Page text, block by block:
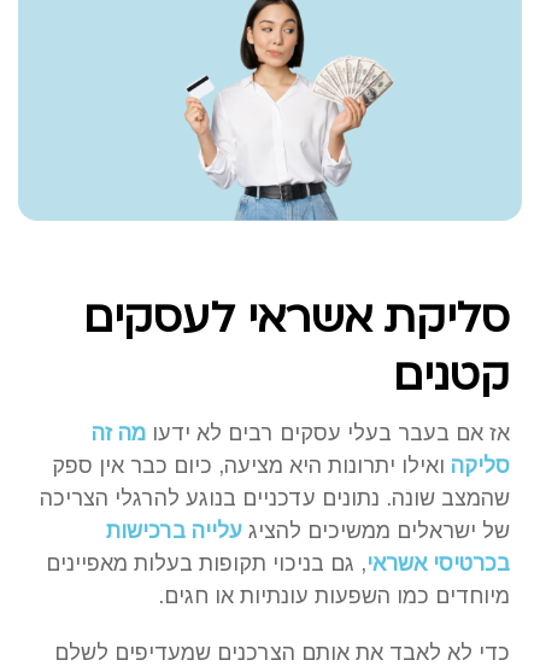
סליקת אשראי לעסקים
קטנים
אז אם בעבר בעלי עסקים רבים לא ידעו מה זה
סליקה ואילו יתרונות היא מציעה, כיום כבר אין ספק
שהמצב שונה. נתונים עדכניים בנוגע להרגלי הצריכה
של ישראלים ממשיכים להציג עלייה ברכישות
בכרטיסי אשראי, גם בניכוי תקופות בעלות מאפיינים
מיוחדים כמו השפעות עונתיות או חגים.
כדי לא לאבד את אותם הצרכנים שמעדיפים לשלם